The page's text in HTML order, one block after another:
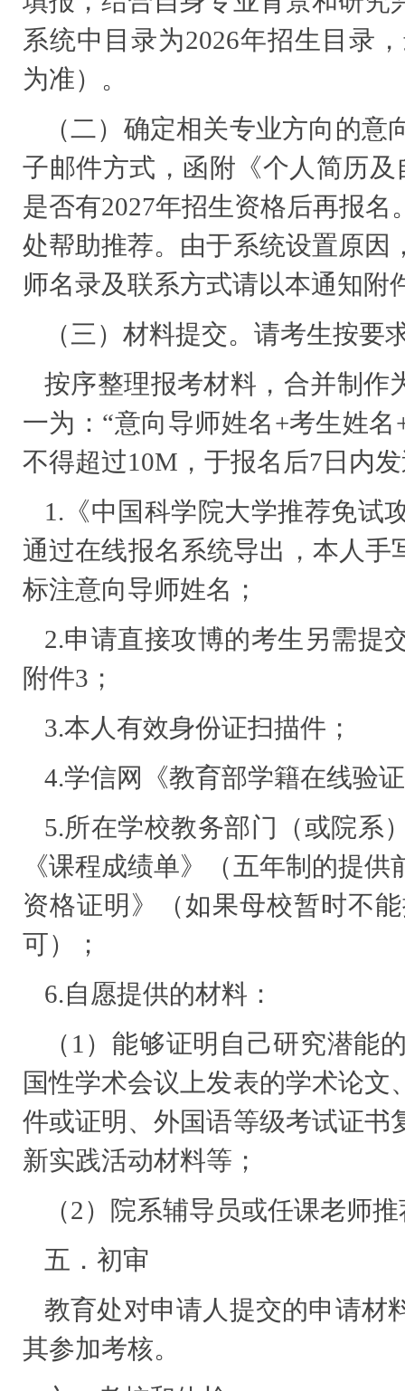
系统中目录为2026年招生目录
为准）。
（二）确定相关专业方向的
子邮件方式，函附《个人简历
是否有2027年招生资格后再报
处帮助推荐。由于系统设置原因
师名录及联系方式请以本通知附
（三）材料提交。请考生按要
按序整理报考材料，合并制作
一为：“意向导师姓名+考生姓
不得超过10M，于报名后7日内发
1.《中国科学院大学推荐免试
通过在线报名系统导出，本人手
标注意向导师姓名；
2.申请直接攻博的考生另需提
附件3；
3.本人有效身份证扫描件；
4.学信网《教育部学籍在线验
5.所在学校教务部门（或院系
《课程成绩单》（五年制的提
资格证明》（如果母校暂时不
可）；
6.自愿提供的材料：
（1）能够证明自己研究潜能
国性学术会议上发表的学术论
件或证明、外国语等级考试证书
新实践活动材料等；
（2）院系辅导员或任课老师
五．初审
教育处对申请人提交的申请材
其参加考核。